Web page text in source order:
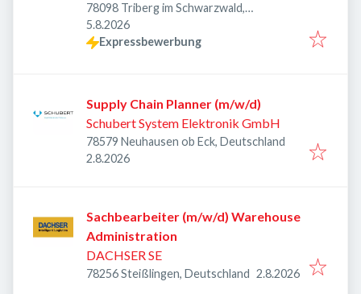
78098 Triberg im Schwarzwald,
Deutschland
Veröffentlicht
5.8.2026
Expressbewerbung
Supply Chain Planner (m/w/d)
Schubert System Elektronik GmbH
78579 Neuhausen ob Eck, Deutschland
Veröffentlicht
2.8.2026
Sachbearbeiter (m/w/d) Warehouse
Administration
DACHSER SE
78256 Steißlingen, Deutschland Veröffentlicht
2.8.2026